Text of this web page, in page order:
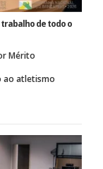
de todo o
Mérito
ao atletismo